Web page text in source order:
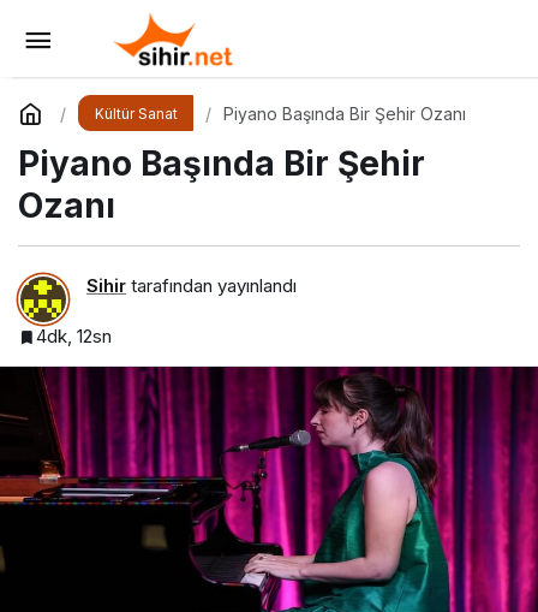
Kültür Sanat Piyano Başında Bir Şehir Ozanı
Piyano Başında Bir Şehir
Ozanı
Sihir tarafından yayınlandı
4dk, 12sn
Beyoğlu’nda Caz Rüzgarı
Yorum Yap